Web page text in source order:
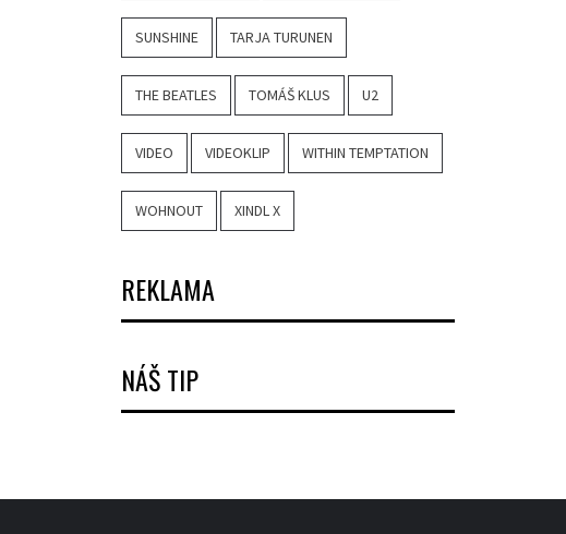
SUNSHINE TARJA TURUNEN
THE BEATLES TOMÁŠ KLUS U2
VIDEO VIDEOKLIP WITHIN TEMPTATION
WOHNOUT XINDL X
REKLAMA
NÁŠ TIP